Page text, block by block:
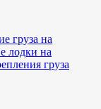
груза на
лодки на
груза